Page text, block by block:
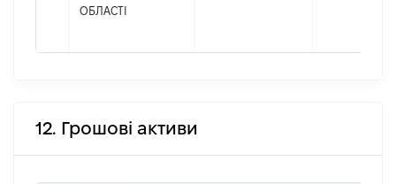
ОБЛАСТІ
12. Грошові активи